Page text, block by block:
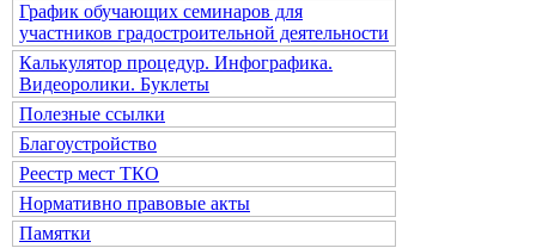
График обучающих семинаров для
участников градостроительной деятельности
Калькулятор процедур. Инфографика.
Видеоролики. Буклеты
Полезные ссылки
Благоустройство
Реестр мест ТКО
Нормативно правовые акты
Памятки